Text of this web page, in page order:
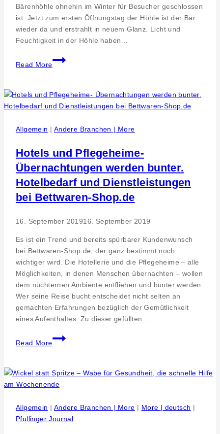
Bärenhöhle ohnehin im Winter für Besucher geschlossen
ist. Jetzt zum ersten Öffnungstag der Höhle ist der Bär
wieder da und erstrahlt in neuem Glanz. Licht und
Feuchtigkeit in der Höhle haben…
Read More
Der
Bär
zurück
–
der
Tür
in
der
Bärenhöhle
Allgemein | Andere Branchen | More
Hotels und Pflegeheime-
Übernachtungen werden bunter.
Hotelbedarf und Dienstleistungen
bei Bettwaren-Shop.de
16. September 201916. September 2019
Es ist ein Trend und bereits spürbarer Kundenwunsch
bei Bettwaren-Shop.de, der ganz bestimmt noch
wichtiger wird. Die Hotellerie und die Pflegeheime – alle
Möglichkeiten, in denen Menschen übernachten – wollen
dem nüchternen Ambiente entfliehen und bunter werden.
Wer seine Reise bucht entscheidet nicht selten an
gemachten Erfahrungen bezüglich der Gemütlichkeit
eines Aufenthaltes. Zu dieser gefüllten…
Read More
Hotels
und
Übernachtungen
werden
Hotelbedarf
und
Allgemein | Andere Branchen | More | More | deutsch |
Pfullinger Journal